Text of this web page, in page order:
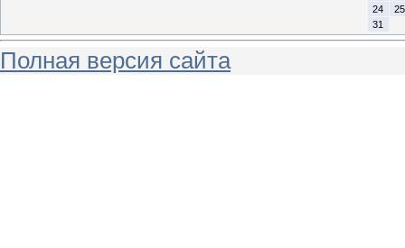
24
25
31
Полная версия сайта